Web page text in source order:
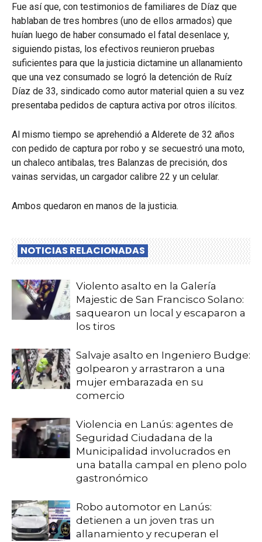
Fue así que, con testimonios de familiares de Díaz que
hablaban de tres hombres (uno de ellos armados) que
huían luego de haber consumado el fatal desenlace y,
siguiendo pistas, los efectivos reunieron pruebas
suficientes para que la justicia dictamine un allanamiento
que una vez consumado se logró la detención de Ruíz
Díaz de 33, sindicado como autor material quien a su vez
presentaba pedidos de captura activa por otros ilícitos.
Al mismo tiempo se aprehendió a Alderete de 32 años
con pedido de captura por robo y se secuestró una moto,
un chaleco antibalas, tres Balanzas de precisión, dos
vainas servidas, un cargador calibre 22 y un celular.
Ambos quedaron en manos de la justicia.
NOTICIAS RELACIONADAS
Violento asalto en la Galería
Majestic de San Francisco Solano:
saquearon un local y escaparon a
los tiros
Salvaje asalto en Ingeniero Budge:
golpearon y arrastraron a una
mujer embarazada en su
comercio
Violencia en Lanús: agentes de
Seguridad Ciudadana de la
Municipalidad involucrados en
una batalla campal en pleno polo
gastronómico
Robo automotor en Lanús:
detienen a un joven tras un
allanamiento y recuperan el